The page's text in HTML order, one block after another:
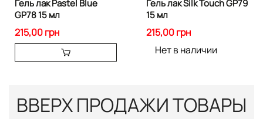
Гель лак Pastel Blue
GP78 15 мл
215,00 грн
Гель лак Silk Touch GP79
15 мл
215,00 грн
Нет в наличии
ВВЕРХ ПРОДАЖИ ТОВАРЫ